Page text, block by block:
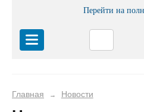
Перейти на
Главная → Новости